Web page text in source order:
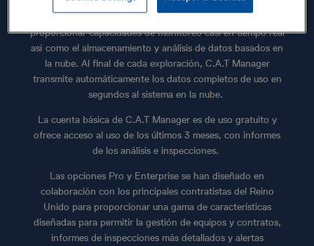
C.A.T Manager Online funciona con modelos gC.A.T4+ para
proporcionar capacidades de monitoreo casi en tiempo real
así como el almacenamiento y análisis de datos basados ​​en
la nube. Al final de cada exploración, C.A.T Manager
transmite automáticamente los datos completos de uso en
segundos al sistema en la nube.
La cuenta básica de C.A.T Manager es de uso gratuito y
ofrece acceso al uso de los últimos 3 meses, con informes
de los análisis e inspecciones.
Las opciones Pro y Enterprise se han diseñado en
colaboración con los principales contratistas del Reino
Unido para proporcionar una gama de características
diseñadas para permitir la gestión de equipos y contratos,
informes de inspecciones más detallados y alertas